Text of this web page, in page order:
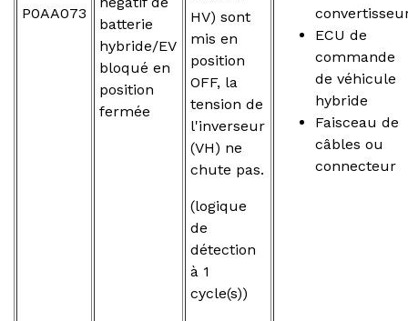
P0AA073
batterie
hybride/EV
bloqué en
position
fermée
HV) sont
mis en
position
OFF, la
tension de
l'inverseur
(VH) ne
chute pas.
(logique
de
détection
à 1
cycle(s))
ECU de
commande
de véhicule
hybride
Faisceau de
câbles ou
connecteur